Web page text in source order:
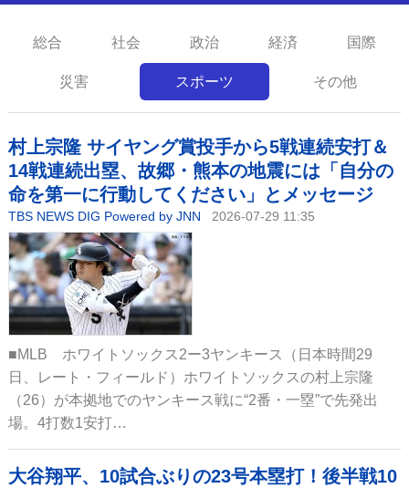
総合 社会 政治 経済 国際
災害 スポーツ その他
村上宗隆 サイヤング賞投手から5戦連続安打＆
14戦連続出塁、故郷・熊本の地震には「自分の
命を第一に行動してください」とメッセージ
TBS NEWS DIG Powered by JNN 2026-07-29 11:35
■MLB ホワイトソックス2ー3ヤンキース（日本時間29
日、レート・フィールド）ホワイトソックスの村上宗隆
（26）が本拠地でのヤンキース戦に“2番・一塁”で先発出
場。4打数1安打…
大谷翔平、10試合ぶりの23号本塁打！後半戦10